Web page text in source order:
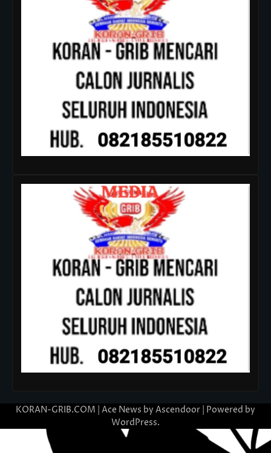
KORAN-GRIB.COM | Ace News by Ascendoor | Powered by
WordPress.